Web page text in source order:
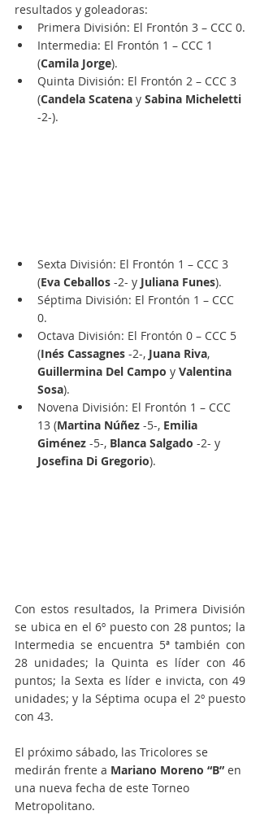
resultados y goleadoras:
Primera División: El Frontón 3 – CCC 0.
Intermedia: El Frontón 1 – CCC 1
(Camila Jorge).
Quinta División: El Frontón 2 – CCC 3
(Candela Scatena y Sabina Micheletti
-2-).
Sexta División: El Frontón 1 – CCC 3
(Eva Ceballos -2- y Juliana Funes).
Séptima División: El Frontón 1 – CCC
0.
Octava División: El Frontón 0 – CCC 5
(Inés Cassagnes -2-, Juana Riva,
Guillermina Del Campo y Valentina
Sosa).
Novena División: El Frontón 1 – CCC
13 (Martina Núñez -5-, Emilia
Giménez -5-, Blanca Salgado -2- y
Josefina Di Gregorio).
Con estos resultados, la Primera División
se ubica en el 6º puesto con 28 puntos; la
Intermedia se encuentra 5ª también con
28 unidades; la Quinta es líder con 46
puntos; la Sexta es líder e invicta, con 49
unidades; y la Séptima ocupa el 2º puesto
con 43.
El próximo sábado, las Tricolores se
medirán frente a Mariano Moreno “B” en
una nueva fecha de este Torneo
Metropolitano.